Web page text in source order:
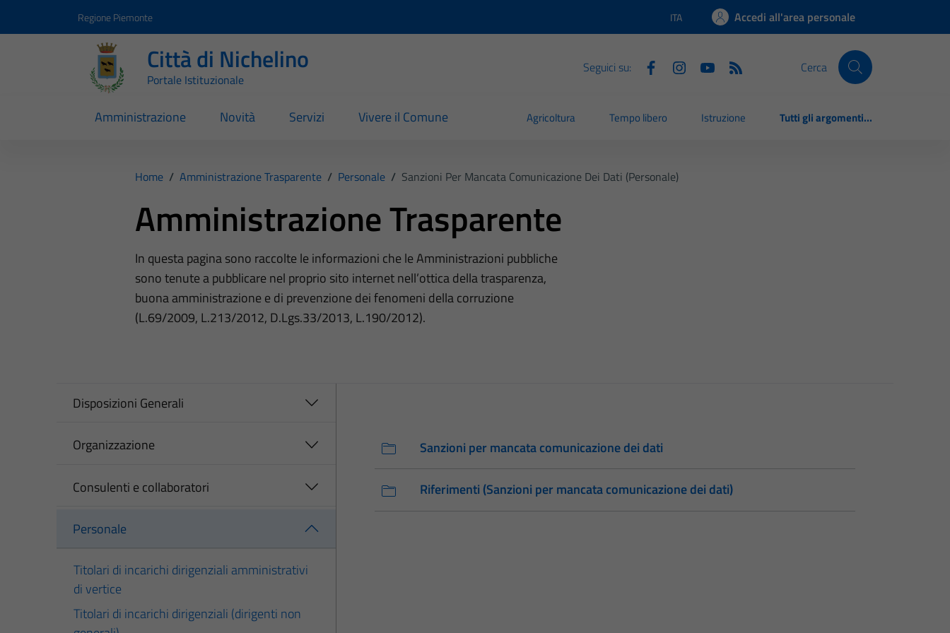
Regione Piemonte Lingua attiva:
ITA Accedi all'area personale
Città di Nichelino
Portale Istituzionale
Seguici su: Cerca
Amministrazione Novità Servizi Vivere il Comune Agricoltura Tempo libero Istruzione Tutti gli argomenti...
Home / Amministrazione Trasparente / Personale / Sanzioni Per Mancata Comunicazione Dei Dati (personale)
Amministrazione Trasparente
In questa pagina sono raccolte le informazioni che le Amministrazioni pubbliche
sono tenute a pubblicare nel proprio sito internet nell’ottica della trasparenza,
buona amministrazione e di prevenzione dei fenomeni della corruzione
(L.69/2009, L.213/2012, D.Lgs.33/2013, L.190/2012).
Disposizioni Generali
Organizzazione
Consulenti e collaboratori
Personale
Titolari di incarichi dirigenziali amministrativi
di vertice
Titolari di incarichi dirigenziali (dirigenti non
Sanzioni per mancata comunicazione dei dati
Riferimenti (Sanzioni per mancata comunicazione dei dati)